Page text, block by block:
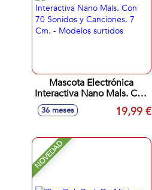
Mascota Electrónica
Interactiva Nano Mals. Con
70 Sonidos y Canciones. 7
Cm. - Modelos surtidos
36 meses 19,99 €
NOVEDAD